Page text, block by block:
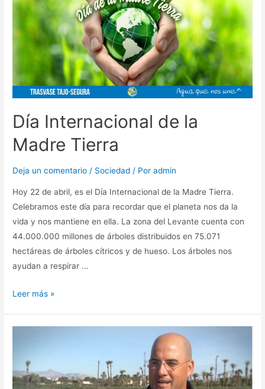
Día Internacional de la
Madre Tierra
Deja un comentario / Sociedad / Poradmin
Hoy 22 de abril, es el Día Internacional de la Madre Tierra.
Celebramos este día para recordar que el planeta nos da la
vida y nos mantiene en ella. La zona del Levante cuenta con
44.000.000 millones de árboles distribuidos en 75.071
hectáreas de árboles cítricos y de hueso. Los árboles nos
ayudan a respirar …
Leer más »